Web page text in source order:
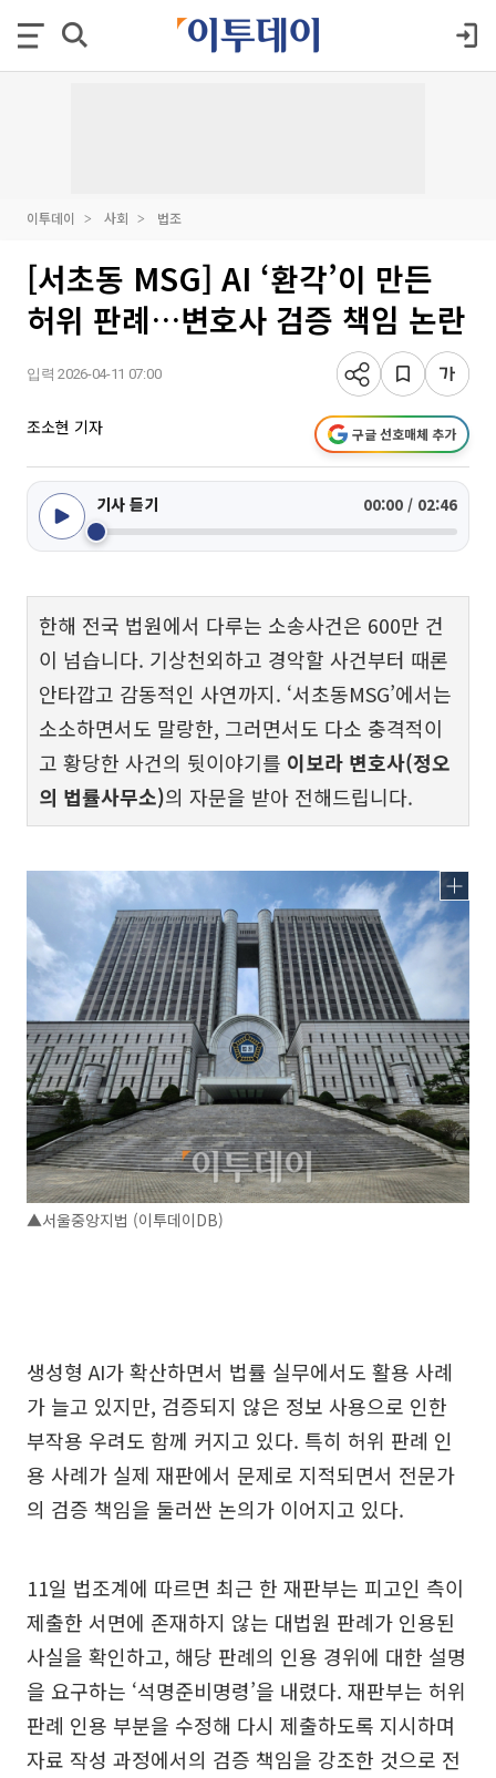
이투데이 사회 법조
[서초동 MSG] AI ‘환각’이 만든
허위 판례…변호사 검증 책임 논란
입력 2026-04-11 07:00
조소현 기자 구글 선호매체 추가
기사 듣기 00:00 / 02:46
한해 전국 법원에서 다루는 소송사건은 600만 건
이 넘습니다. 기상천외하고 경악할 사건부터 때론
안타깝고 감동적인 사연까지. ‘서초동MSG’에서는
소소하면서도 말랑한, 그러면서도 다소 충격적이
고 황당한 사건의 뒷이야기를 이보라 변호사(정오
의 법률사무소)의 자문을 받아 전해드립니다.
▲서울중앙지법 (이투데이DB)
생성형 AI가 확산하면서 법률 실무에서도 활용 사례
가 늘고 있지만, 검증되지 않은 정보 사용으로 인한
부작용 우려도 함께 커지고 있다. 특히 허위 판례 인
용 사례가 실제 재판에서 문제로 지적되면서 전문가
의 검증 책임을 둘러싼 논의가 이어지고 있다.
11일 법조계에 따르면 최근 한 재판부는 피고인 측이
제출한 서면에 존재하지 않는 대법원 판례가 인용된
사실을 확인하고, 해당 판례의 인용 경위에 대한 설명
을 요구하는 ‘석명준비명령’을 내렸다. 재판부는 허위
판례 인용 부분을 수정해 다시 제출하도록 지시하며
자료 작성 과정에서의 검증 책임을 강조한 것으로 전